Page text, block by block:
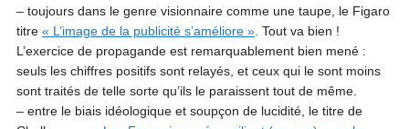
– toujours dans le genre visionnaire comme une taupe, le Figaro
titre « L’image de la publicité s’améliore ». Tout va bien !
L’exercice de propagande est remarquablement bien mené :
seuls les chiffres positifs sont relayés, et ceux qui le sont moins
sont traités de telle sorte qu’ils le paraissent tout de même.
– entre le biais idéologique et soupçon de lucidité, le titre de